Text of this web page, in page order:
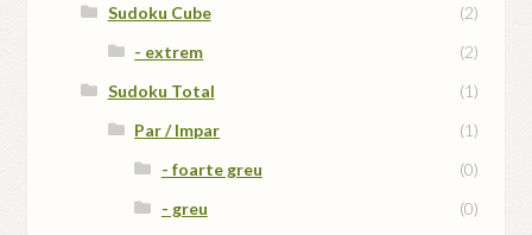
Sudoku Cube
(2)
- extrem
(2)
Sudoku Total
(1)
Par / Impar
(1)
- foarte greu
(0)
- greu
(0)